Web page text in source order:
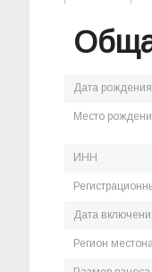
Дата рождения
Место
ИНН
Дата
Регион